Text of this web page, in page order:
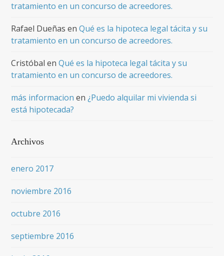
tratamiento en un concurso de acreedores.
Rafael Dueñas enQué es la hipoteca legal tácita y su
tratamiento en un concurso de acreedores.
Cristóbal enQué es la hipoteca legal tácita y su
tratamiento en un concurso de acreedores.
más informacion en¿Puedo alquilar mi vivienda si
está hipotecada?
Archivos
enero 2017
noviembre 2016
octubre 2016
septiembre 2016